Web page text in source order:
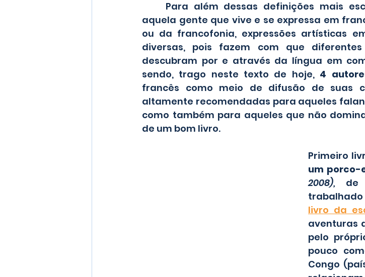
aquela gente que vive e se expressa em
ou da francofonia, expressões artísticas
diversas, pois fazem com que
descubram por e através da língua em
sendo, trago neste texto de hoje, 4
francês como meio de difusão de suas
altamente recomendadas para aqueles
como também para aqueles que não
de um bom livro.
Primeiro
um porco-
2008), de
livro da
aventuras
pelo
pouco
Congo